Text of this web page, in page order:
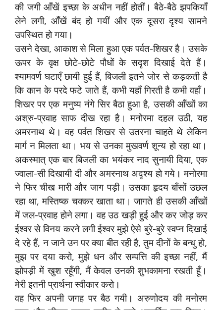
की जगी आँखें इच्छा के अधीन नहीं होतीं। बैठे-बैठे झपकियाँ
लेने लगी, आँखें बंद हो गयीं और एक दूसरा दृश्य सामने
उपस्थित हो गया।
उसने देखा, आकाश से मिला हुआ एक पर्वत-शिखर है। उसके
ऊपर के वृक्ष छोटे-छोटे पौधों के सदृश दिखाई देते हैं।
श्यामवर्ण घटाएँ छायी हुई हैं, बिजली इतने जोर से कड़कती है
कि कान के परदे फटे जाते हैं, कभी यहाँ गिरती है कभी वहाँ।
शिखर पर एक मनुष्य नंगे सिर बैठा हुआ है, उसकी आँखों का
अश्रु-प्रवाह साफ दीख रहा है। मनोरमा दहल उठी, यह
अमरनाथ थे। वह पर्वत शिखर से उतरना चाहते थे लेकिन
मार्ग न मिलता था। भय से उनका मुखवर्ण शून्य हो रहा था।
अकस्मात् एक बार बिजली का भयंकर नाद सुनायी दिया, एक
ज्वाला-सी दिखायी दी और अमरनाथ अदृश्य हो गये। मनोरमा
ने फिर चीख मारी और जाग पड़ी। उसका हृदय बाँसों उछल
रहा था, मस्तिष्क चक्कर खाता था। जागते ही उसकी आँखों
में जल-प्रवाह होने लगा। वह उठ खड़ी हुई और कर जोड़ कर
ईश्वर से विनय करने लगी ईश्वर मुझे ऐसे बुरे-बुरे स्वप्न दिखाई
दे रहे हैं, न जाने उन पर क्या बीत रही है, तुम दीनों के बन्धु हो,
मुझ पर दया करो, मुझे धन और सम्पत्ति की इच्छा नहीं, मैं
झोपड़ी में खुश रहूँगी, मैं केवल उनकी शुभकामना रखती हूँ।
मेरी इतनी प्रार्थना स्वीकार करो।
वह फिर अपनी जगह पर बैठ गयी। अरुणोदय की मनोरम